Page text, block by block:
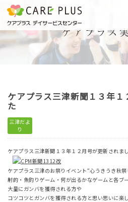
こんな方に
おすすめ
一日体験
リクルート
ケアプラス三津新聞１３年
た
三津だよ
り
ケアプラス三津新聞１３年１２月号が更新されま
ケアプラス三津のお祭りイベント“心うきうき秋祭
射的・魚釣りゲーム・何が出るかなゲームと各ブ
大量にガンバを獲得される方や
コツコツとガンバを獲得される方と思い思いに楽